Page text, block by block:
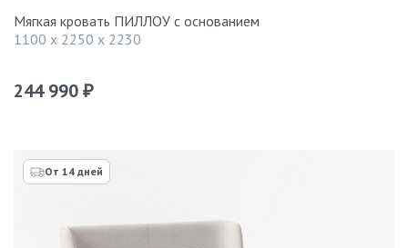
Мягкая кровать ПИЛЛОУ с основанием
1100 x 2250 x 2230
244 990 ₽
От 14 дней